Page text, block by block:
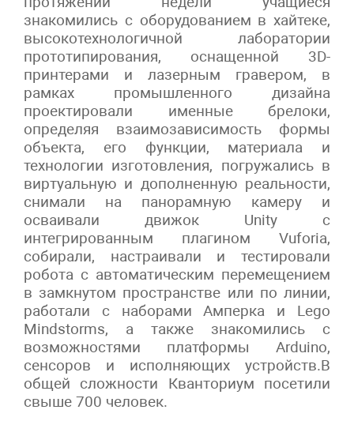
знакомились с оборудованием в хайтеке,
высокотехнологичной лаборатории
прототипирования, оснащенной 3D-
принтерами и лазерным гравером, в
рамках промышленного дизайна
проектировали именные брелоки,
определяя взаимозависимость формы
объекта, его функции, материала и
технологии изготовления, погружались в
виртуальную и дополненную реальности,
снимали на панорамную камеру и
осваивали движок Unity с
интегрированным плагином Vuforia,
собирали, настраивали и тестировали
робота с автоматическим перемещением
в замкнутом пространстве или по линии,
работали с наборами Амперка и Lego
Mindstorms, а также знакомились с
возможностями платформы Arduino,
сенсоров и исполняющих устройств.В
общей сложности Кванториум посетили
свыше 700 человек.